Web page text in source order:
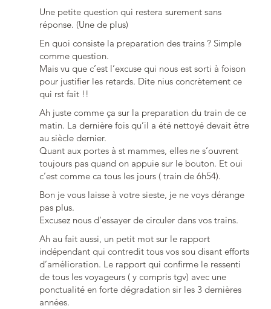
Une petite question qui restera surement sans
réponse. (Une de plus)
En quoi consiste la preparation des trains ? Simple
comme question.
Mais vu que c’est l’excuse qui nous est sorti à foison
pour justifier les retards. Dite nius concrètement ce
qui rst fait !!
Ah juste comme ça sur la preparation du train de ce
matin. La dernière fois qu’il a été nettoyé devait être
au siècle dernier.
Quant aux portes à st mammes, elles ne s’ouvrent
toujours pas quand on appuie sur le bouton. Et oui
c’est comme ca tous les jours ( train de 6h54).
Bon je vous laisse à votre sieste, je ne voys dérange
pas plus.
Excusez nous d’essayer de circuler dans vos trains.
Ah au fait aussi, un petit mot sur le rapport
indépendant qui contredit tous vos sou disant efforts
d’amélioration. Le rapport qui confirme le ressenti
de tous les voyageurs ( y compris tgv) avec une
ponctualité en forte dégradation sir les 3 dernières
années.